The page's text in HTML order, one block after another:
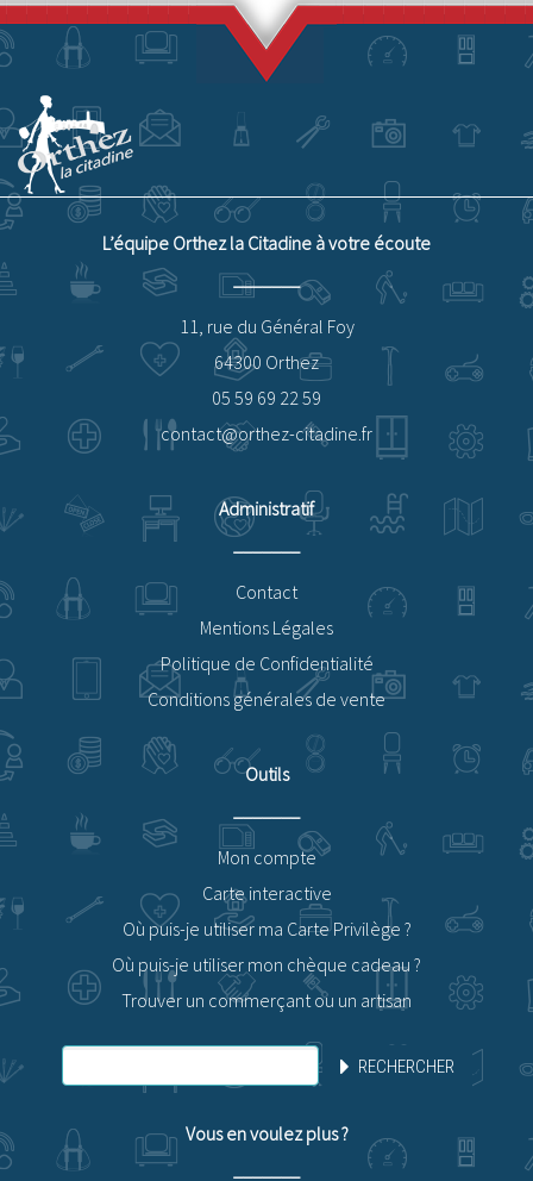
L’équipe Orthez la Citadine à votre écoute
11, rue du Général Foy
64300 Orthez
05 59 69 22 59
contact@orthez-citadine.fr
Administratif
Contact
Mentions Légales
Politique de Confidentialité
Conditions générales de vente
Outils
Mon compte
Carte interactive
Où puis-je utiliser ma Carte Privilège ?
Où puis-je utiliser mon chèque cadeau ?
Trouver un commerçant ou un artisan
RECHERCHER
Vous en voulez plus ?